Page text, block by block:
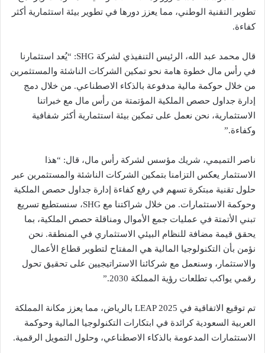
تطوير التقنية الوطني، مما يعزز دورها في تطوير بيئة استثمارية أكثر
كفاءة.
قال محمد عبد الله، الرئيس التنفيذي لشركة SHG: “يُعد استثمارنا
في رأس مال خطوة هامة نحو تمكين الشركات الناشئة والمستثمرين
من خلال حوكمة مالية مدفوعة بالذكاء الاصطناعي. من خلال دمج
إدارة جداول حصص الملكية المؤتمتة من رأس مال مع خبراتنا
الاستثمارية، نحن نعمل على تمكين بيئة استثمارية أكثر شفافية
وكفاءة.”
ناصر التميمي، شريك مؤسس لشركة رأس مال، قال: “هذا
الاستثمار يعكس التزامنا بتمكين الشركات الناشئة والمستثمرين عبر
حلول تقنية مبتكرة تسهم في رفع كفاءة إدارة جداول حصص الملكية
وحوكمة الاستثمارات. من خلال شراكتنا مع SHG، سنستطيع تسريع
تبني الأتمتة في عمليات جمع الأموال ومناقلة حصص الملكية، بما
يحقق قيمة مضافة للنظام البيئي الاستثماري في المنطقة. نحن
نؤمن بأن التكنولوجيا المالية هي المفتاح لتطوير قطاع الأعمال
والاستثمار، وسنعمل مع شركائنا الاستراتيجيين على تحقيق تحول
رقمي يواكب تطلعات رؤية المملكة 2030.”
تم توقيع الاتفاقية في LEAP 2025 بالرياض، مما يعزز مكانة المملكة
العربية السعودية كرائدة في ابتكارات التكنولوجيا المالية وحوكمة
الاستثمارات المدعومة بالذكاء الاصطناعي، وحلول التمويل الرقمية.